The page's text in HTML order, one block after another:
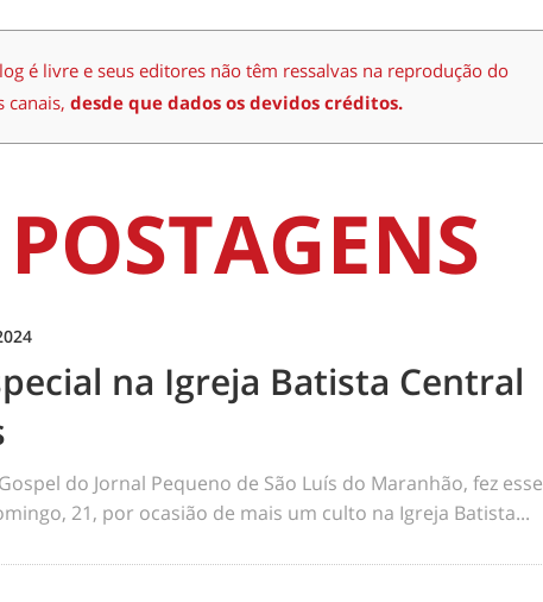
é livre e seus editores não têm ressalvas na reprodução do
canais, desde que dados os devidos créditos.
POSTAGENS
na Igreja Batista Central
do Jornal Pequeno de São Luís do Maranhão, fez esse
21, por ocasião de mais um culto na Igreja Batista...